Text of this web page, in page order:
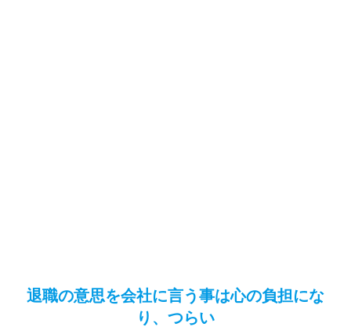
退職の意思を会社に言う事は心の負担にな
り、つらい